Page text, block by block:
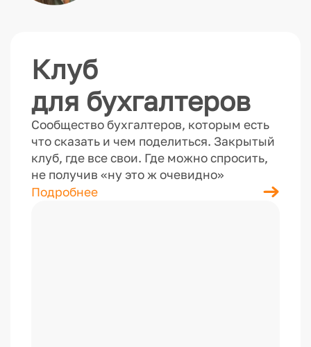
Клуб
для бухгалтеров
Сообщество бухгалтеров, которым есть
что сказать и чем поделиться. Закрытый
клуб, где все свои. Где можно спросить,
не получив «ну это ж очевидно»
Подробнее